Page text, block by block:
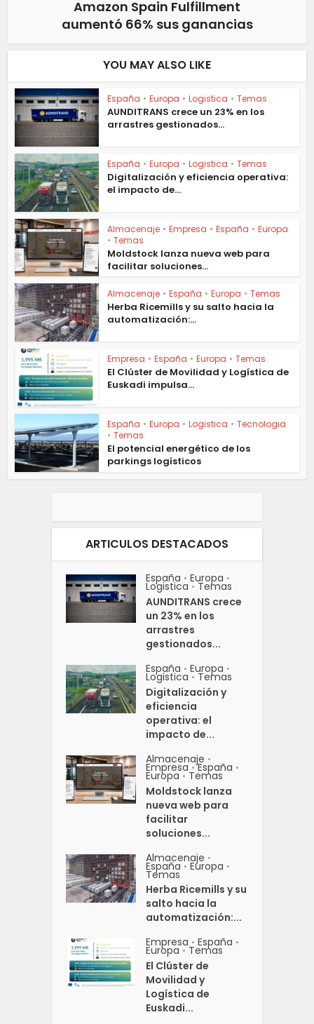
Amazon Spain Fulfillment
aumentó 66% sus ganancias
YOU MAY ALSO LIKE
España • Europa • Logistica • Temas
AUNDITRANS crece un 23% en los
arrastres gestionados...
España • Europa • Logistica • Temas
Digitalización y eficiencia operativa:
el impacto de...
Almacenaje • Empresa • España • Europa
• Temas
Moldstock lanza nueva web para
facilitar soluciones...
Almacenaje • España • Europa • Temas
Herba Ricemills y su salto hacia la
automatización:...
Empresa • España • Europa • Temas
El Clúster de Movilidad y Logística de
Euskadi impulsa...
España • Europa • Logistica • Tecnologia
• Temas
El potencial energético de los
parkings logísticos
ARTICULOS DESTACADOS
España • Europa •
Logistica • Temas
AUNDITRANS crece
un 23% en los
arrastres
gestionados...
España • Europa •
Logistica • Temas
Digitalización y
eficiencia
operativa: el
impacto de...
Almacenaje •
Empresa • España •
Europa • Temas
Moldstock lanza
nueva web para
facilitar
soluciones...
Almacenaje •
España • Europa •
Temas
Herba Ricemills y su
salto hacia la
automatización:...
Empresa • España •
Europa • Temas
El Clúster de
Movilidad y
Logística de
Euskadi...